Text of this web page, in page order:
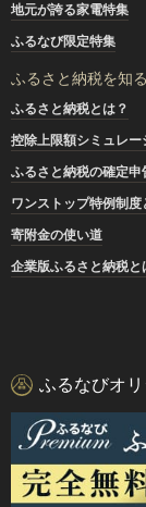
地元が誇る家電特集
ふるなび限定特集
ふるさと納税を知る
ふるさと納税とは？
控除上限額シミュレー
ふるさと納税の確定申
ワンストップ特例制度
寄附金の使い道
企業版ふるさと納税と
ふるなびオ